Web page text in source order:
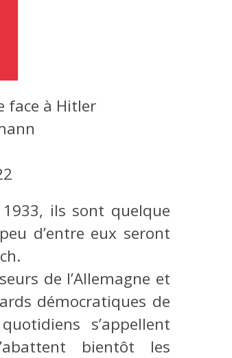
face à Hitler
ils sont quelque
d’entre eux seront
de l’Allemagne et
démocratiques de
s’appellent
bientôt les